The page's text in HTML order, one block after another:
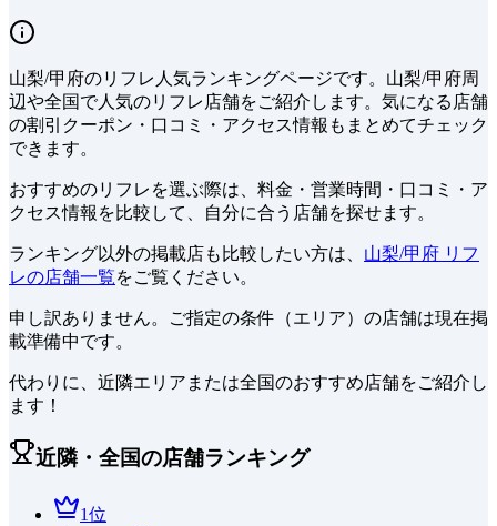
山梨/甲府のリフレ 人気ランキングページです。 山梨/甲府周
辺や全国で人気のリフレ 店舗をご紹介します。 気になる店舗
の割引クーポン・口コミ・アクセス情報もまとめてチェック
できます。
おすすめのリフレを選ぶ際は、料金・営業時間・口コミ・ア
クセス情報を比較して、自分に合う店舗を探せます。
ランキング以外の掲載店も比較したい方は、 山梨/甲府 リフ
レの店舗一覧をご覧ください。
申し訳ありません。ご指定の条件（エリア）の店舗は現在掲
載準備中です。
代わりに、近隣エリアまたは全国のおすすめ店舗をご紹介し
ます！
近隣・全国の店舗ランキング
1位